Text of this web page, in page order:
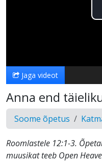
Jaga videot
Anna end
Soome õpetus
Roomlastele 12:1-3.
muusikat teeb Open